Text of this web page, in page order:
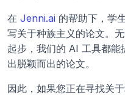
在 Jenni.ai 的帮助下，学
写关于种族主义的论文。
起步，我们的 AI 工具都
出脱颖而出的论文。
因此，如果您正在寻找关